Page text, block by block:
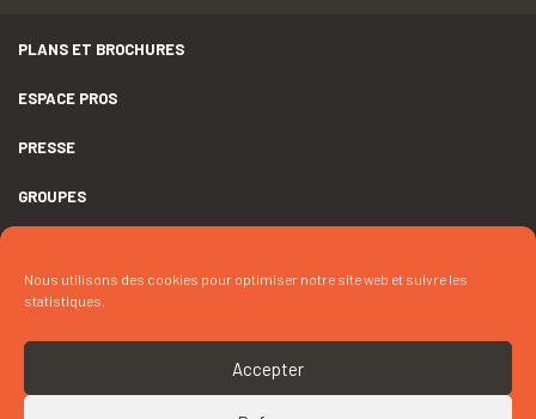
Nous utilisons des cookies pour optimiser notre site web et suivre les
statistiques.
Accepter
PLANS ET BROCHURES
ESPACE PROS
PRESSE
GROUPES
DÉCLARATION D’ACCESSIBILITÉ
CRÉDITS
COOKIES